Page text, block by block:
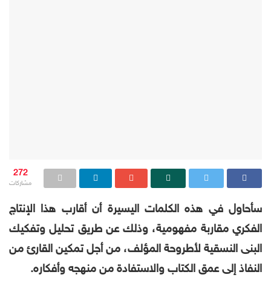
272
مشاركات
سأحاول في هذه الكلمات اليسيرة أن أقارب هذا الإنتاج
الفكري مقاربة مفهومية، وذلك عن طريق تحليل وتفكيك
البنى النسقية لأطروحة المؤلف، من أجل تمكين القارئ من
النفاذ إلى عمق الكتاب والاستفادة من منهجه وأفكاره.